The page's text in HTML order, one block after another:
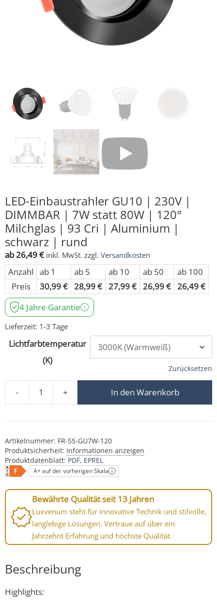
LED-Einbaustrahler GU10 | 230V |
DIMMBAR | 7W statt 80W | 120°
Milchglas | 93 Cri | Aluminium |
schwarz | rund
ab26,49€ inkl. MwSt. zzgl. Versandkosten
Anzahl ab 1 ab 5 ab 10 ab 50
ab 100
Preis
30,99€ 28,99€ 27,99€ 26,99€ 26,49€
4 Jahre Garantie
Lieferzeit: 1-3 Tage
Lichtfarbtemperatur
(K)
Zurücksetzen
-
LED-Einbaustrahler GU10 | 230V | DIMMBAR | 7W
+ In den Warenkorb
Artikelnummer: FR-SS-GU7W-120
Produktsicherheit: Informationen anzeigen
Produktdatenblatt: PDF EPREL
A+ auf der vorherigen Skala
Bewährte Qualität seit 13 Jahren
Luxvenum steht für innovative Technik und stilvolle,
langlebige Lösungen. Vertraue auf über ein
Jahrzehnt Erfahrung und höchste Qualität.
Beschreibung
Highlights: